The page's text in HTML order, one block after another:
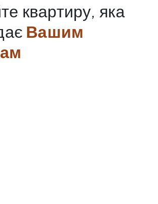
квартиру, яка
Вашим